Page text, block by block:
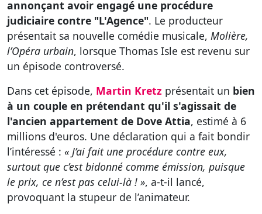
annonçant avoir engagé une procédure
judiciaire contre "L'Agence". Le producteur
présentait sa nouvelle comédie musicale, Molière,
l’Opéra urbain, lorsque Thomas Isle est revenu sur
un épisode controversé.
Dans cet épisode, Martin Kretz présentait un bien
à un couple en prétendant qu'il s'agissait de
l'ancien appartement de Dove Attia, estimé à 6
millions d'euros. Une déclaration qui a fait bondir
l’intéressé : « J’ai fait une procédure contre eux,
surtout que c’est bidonné comme émission, puisque
le prix, ce n’est pas celui-là ! », a-t-il lancé,
provoquant la stupeur de l’animateur.